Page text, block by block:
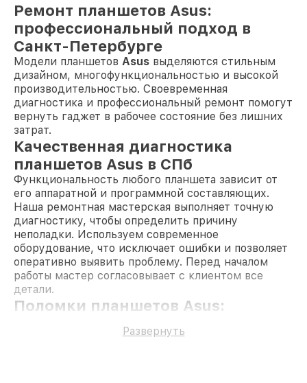
Ремонт планшетов Asus:
профессиональный подход в
Санкт-Петербурге
Модели планшетов Asus выделяются стильным
дизайном, многофункциональностью и высокой
производительностью. Своевременная
диагностика и профессиональный ремонт помогут
вернуть гаджет в рабочее состояние без лишних
затрат.
Качественная диагностика
планшетов Asus в СПб
Функциональность любого планшета зависит от
его аппаратной и программной составляющих.
Наша ремонтная мастерская выполняет точную
диагностику, чтобы определить причину
неполадки. Используем современное
оборудование, что исключает ошибки и позволяет
оперативно выявить проблему. Перед началом
работы мастер согласовывает с клиентом все
детали.
Поломки планшетов Asus:
основные причины
неисправностей
Развернуть